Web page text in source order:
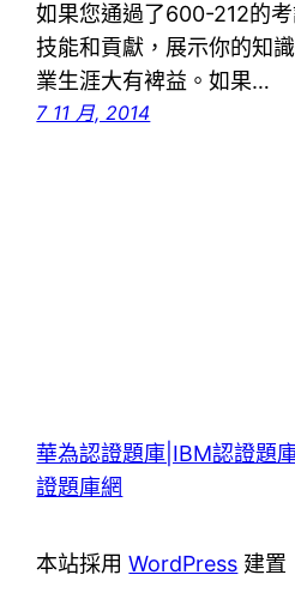
如果您通過了600-212的
技能和貢獻，展示你的知
業生涯大有裨益。如果…
7 11 月, 2014
華為認證題庫|IBM認證題
證題庫網
本站採用WordPress 建置